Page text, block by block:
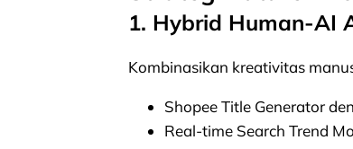
1. Hybrid Human-AI
Kombinasikan kreativitas
Shopee Title Generator
Real-time Search Trend